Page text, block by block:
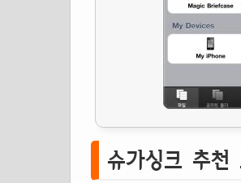
슈가싱크 추천